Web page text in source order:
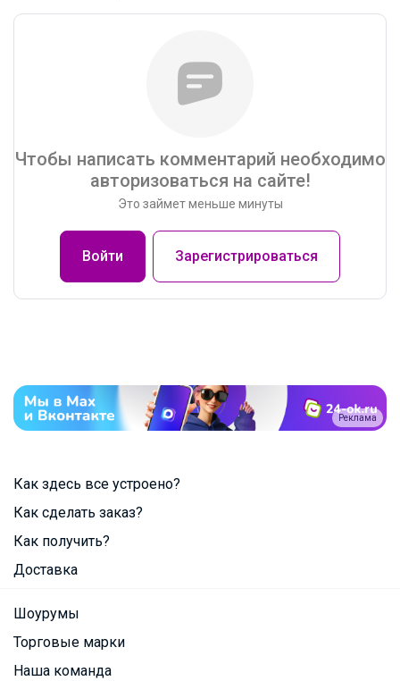
Чтобы написать комментарий необходимо
авторизоваться на сайте!
Это займет меньше минуты
Войти Зарегистрироваться
Реклама
Как здесь все устроено?
Как сделать заказ?
Как получить?
Доставка
Шоурумы
Торговые марки
Наша команда